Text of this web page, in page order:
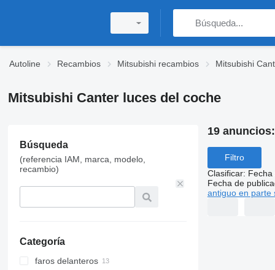
Autoline Recambios Mitsubishi recambios Mitsubishi
Mitsubishi Canter luces del coche
Búsqueda
(referencia IAM, marca, modelo,
recambio)
Categoría
faros delanteros
19 anuncios:
Filtro
Clasificar: Fecha
Fecha de
antiguo en parte